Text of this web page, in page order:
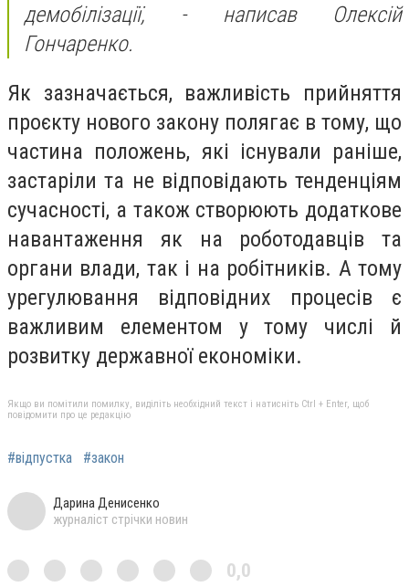
демобілізації, - написав Олексій
Гончаренко.
Як зазначається, важливість прийняття
проєкту нового закону полягає в тому, що
частина положень, які існували раніше,
застаріли та не відповідають тенденціям
сучасності, а також створюють додаткове
навантаження як на роботодавців та
органи влади, так і на робітників. А тому
урегулювання відповідних процесів є
важливим елементом у тому числі й
розвитку державної економіки.
Якщо ви помітили помилку, виділіть необхідний текст і натисніть Ctrl + Enter, щоб
повідомити про це редакцію
#відпустка #закон
Дарина Денисенко
журналіст стрічки новин
0,0